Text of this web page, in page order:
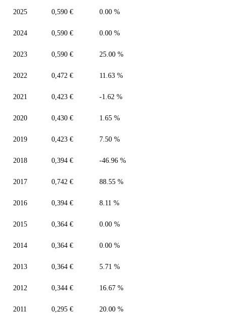
2025 0,590 € 0.00 %
2024 0,590 € 0.00 %
2023 0,590 € 25.00 %
2022 0,472 € 11.63 %
2021 0,423 € -1.62 %
2020 0,430 € 1.65 %
2019 0,423 € 7.50 %
2018 0,394 € -46.96 %
2017 0,742 € 88.55 %
2016 0,394 € 8.11 %
2015 0,364 € 0.00 %
2014 0,364 € 0.00 %
2013 0,364 € 5.71 %
2012 0,344 € 16.67 %
2011 0,295 € 20.00 %